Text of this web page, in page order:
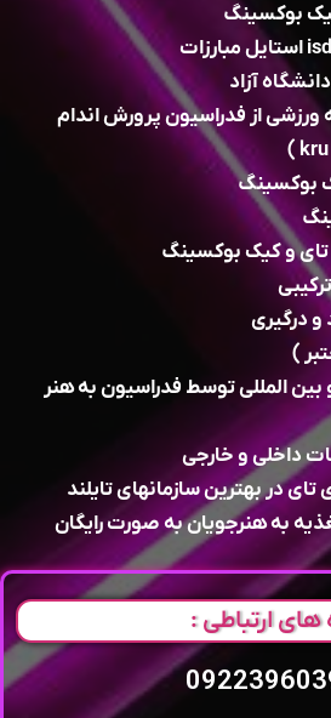
بوکسینگ
آزاد
ورزشی از فدراسیون پرورش اندام
بوکسینگ
و کیک بوکسینگ
درگیری
)
بین المللی توسط فدراسیون به هنر
داخلی و خارجی
در بهترین سازمانهای تایلند
به هنرجویان به صورت رایگان
های ارتباطی :